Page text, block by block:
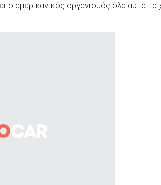
ο αμερικανικός οργανισμός όλα αυτά τα